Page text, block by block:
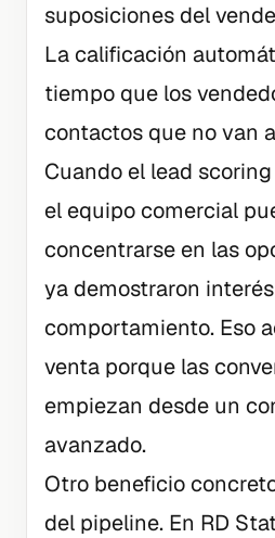
suposiciones del
La calificación
tiempo que los
contactos que no van
Cuando el lead
el equipo comercial
concentrarse en las
ya demostraron
comportamiento. Eso
venta porque las
empiezan desde un
avanzado.
Otro beneficio
del pipeline. En RD